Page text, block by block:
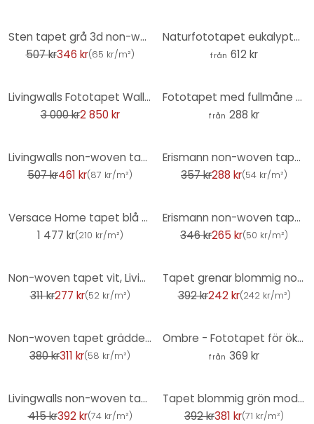
Sten tapet grå 3d non-woven tapet sten effekt tapet sten vägg ljusgrå sten vägg
507 kr346 kr(65 kr/m²)
Naturfototapet eukalyptusskog i Yarra Ranges - Colombo
från 612 kr
Livingwalls Fototapet Walls by Patel funky birds 3
3 000 kr2 850 kr
Fototapet med fullmåne svartvitt - rund - non-woven tapet/självhäftande non-woven tapet
från 288 kr
Livingwalls non-woven tapet Metropolitan Stories marmor tapet Alena St Petersburg grå, metallic, vit
507 kr461 kr(87 kr/m²)
Erismann non-woven tapet Casual Chic turkos
357 kr288 kr(54 kr/m²)
Versace Home tapet blå svart med medusahuvuden lyxig designer non-woven tapet
1 477 kr(210 kr/m²)
Erismann non-woven tapet Evolution grå
346 kr265 kr(50 kr/m²)
Non-woven tapet vit, Livingwalls Hygge från A.S. Création 211798
311 kr277 kr(52 kr/m²)
Tapet grenar blommig non-woven tapet vintage mönster tapet beige A.S. Création
392 kr242 kr(242 kr/m²)
Non-woven tapet grädde vit vintage design tapet för sovrum, kök, vardagsrum
380 kr311 kr(58 kr/m²)
Ombre - Fototapet för ökenmorgon
från 369 kr
Livingwalls non-woven tapet Metropolitan Stories enhetstapet enfärgad Ava New York blå
415 kr392 kr(74 kr/m²)
Tapet blommig grön moderna växter non-woven tapet mörkgrönt sovrum vardagsrum av A.S. Création
392 kr381 kr(71 kr/m²)